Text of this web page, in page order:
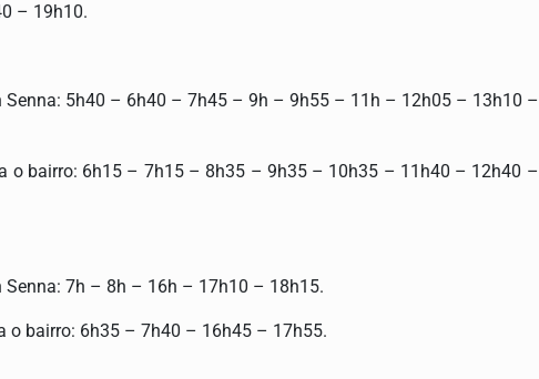
– 18h40 – 19h10.
Senna: 5h40 – 6h40 – 7h45 – 9h – 9h55 – 11h – 12h05 – 13h10
o bairro: 6h15 – 7h15 – 8h35 – 9h35 – 10h35 – 11h40 – 12h40
7h – 8h – 16h – 17h10 – 18h15.
o bairro: 6h35 – 7h40 – 16h45 – 17h55.